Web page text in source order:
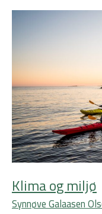
Klima og miljø
Synnøve Galaasen
Klima
miljø